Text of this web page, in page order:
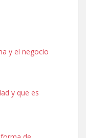
alemán,
y el negocio
y que es